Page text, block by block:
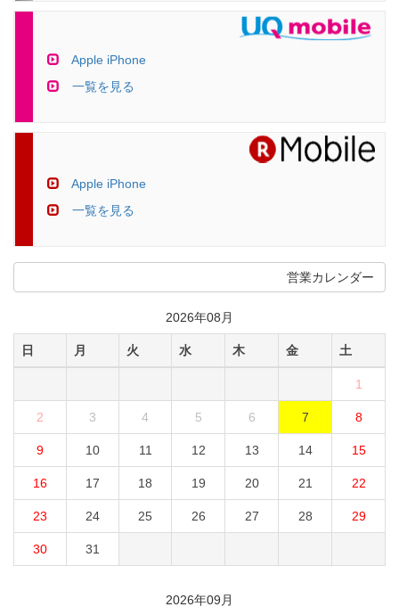
Apple iPhone
一覧を見る
Apple iPhone
一覧を見る
営業カレンダー
2026年08月
日 月 火 水 木 金 土
1
2 3 4 5 6 7 8
9 10 11 12 13 14 15
16 17 18 19 20 21 22
23 24 25 26 27 28 29
30 31
2026年09月